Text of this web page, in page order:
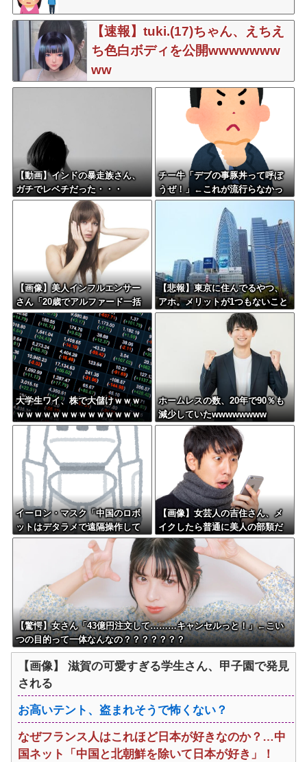
【速報】tuki.(17)ちゃん、えちえ
ち色白ボディを公開wwwwwww
ww
【動画】インドの暴走族さん、
ガチでレベチだった・・・
チー牛「デブの事豚丼って呼ぼ
うぜ！」←これが流行らなかっ
た理由
【画像】美人インフルエンサー
さん「20歳でアルファード一括
で買えちゃう私って素敵」←こ
れってガチなん？それともネタ
なん？w w w w w w w w w
【悲報】東京に住んでるやつ、
アホ。メリットが1つもないこと
が判明
大学生ワイ、株で大儲けｗｗｗ
ｗｗｗｗｗｗｗｗｗｗｗｗｗｗ
ｗｗｗｗｗｗ
ホームレスの数、20年で90％も
減少していたwwwwwwww
イーロン・マスク「中国のロボ
ットはデタラメで遠隔操作して
るだけ」
【画像】女芸人の吉住さん、メ
イクしたら普通に美人の部類だ
った→ご覧くださいw w w w w
w w w
【驚愕】女さん「43億円注文して………キャンセルっと！」←こい
つの目的って一体なんなの？？？？？？？
【画像】 滋賀の可愛すぎる学生さん、甲子園で発見
される
お高いテント、盗まれそうで怖くない？
なぜフランス人はこれほど日本が好きなのか？…中
国ネット「中国と北朝鮮を除いて日本が好き」！